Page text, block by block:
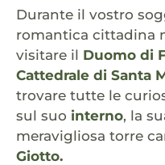
Durante il vostro
romantica cittadina
visitare il Duomo di
Cattedrale di Santa
trovare tutte le
sul suo interno, la
meravigliosa torre
Giotto.